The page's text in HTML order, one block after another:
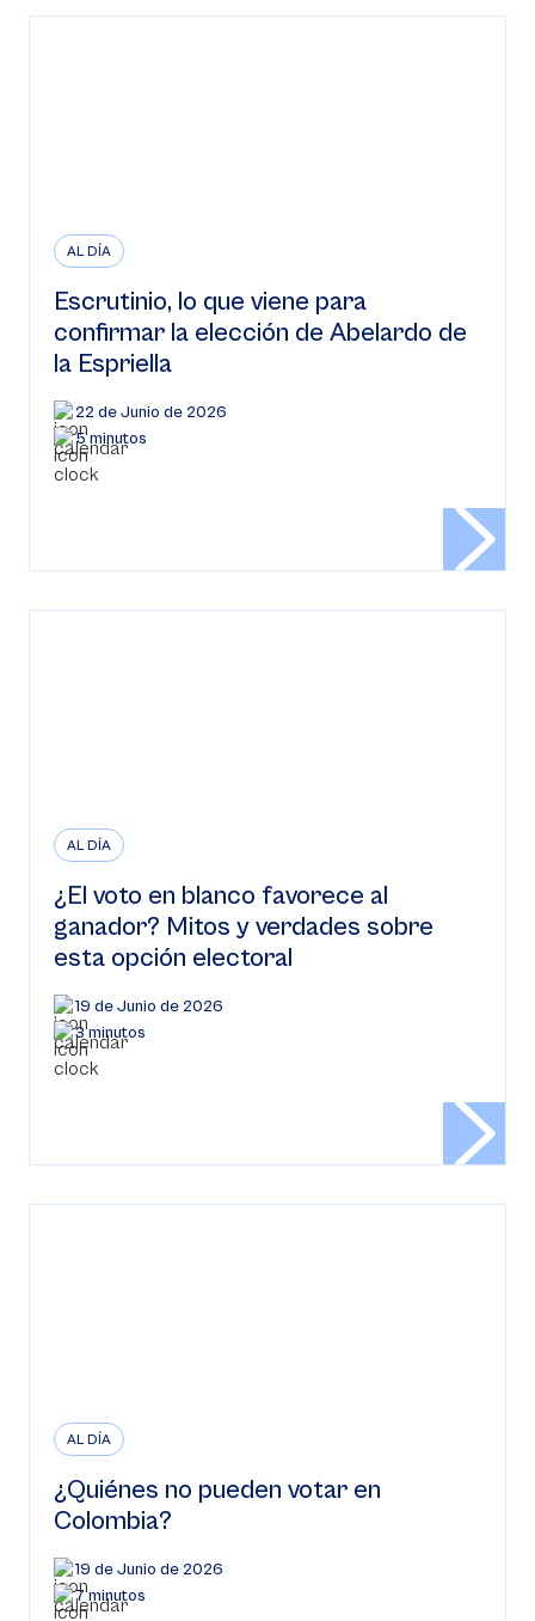
AL DÍA
Escrutinio, lo que viene para
confirmar la elección de Abelardo de
la Espriella
22 de Junio de 2026
5 minutos
AL DÍA
¿El voto en blanco favorece al
ganador? Mitos y verdades sobre
esta opción electoral
19 de Junio de 2026
3 minutos
AL DÍA
¿Quiénes no pueden votar en
Colombia?
19 de Junio de 2026
7 minutos